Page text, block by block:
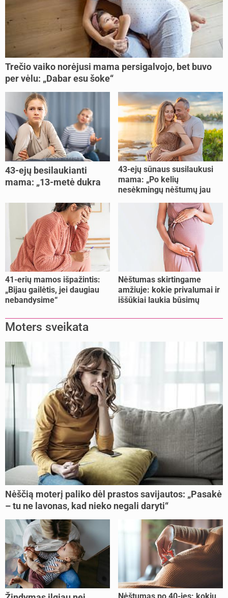
Trečio vaiko norėjusi mama persigalvojo, bet buvo
per vėlu: „Dabar esu šoke“
43-ejų besilaukianti
mama: „13-metė dukra
43-ejų sūnaus susilaukusi
mama: „Po kelių
nesėkmingų nėštumų jau
41-erių mamos išpažintis:
„Bijau gailėtis, jei daugiau
nebandysime“
Nėštumas skirtingame
amžiuje: kokie privalumai ir
iššūkiai laukia būsimų
Moters sveikata
Nėščią moterį paliko dėl prastos savijautos: „Pasakė
– tu ne lavonas, kad nieko negali daryti“